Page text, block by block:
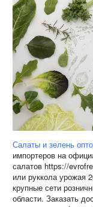
Салаты и зелень
импортеров на
салатов https://
или руккола урожая
крупные сети
области. Заказать